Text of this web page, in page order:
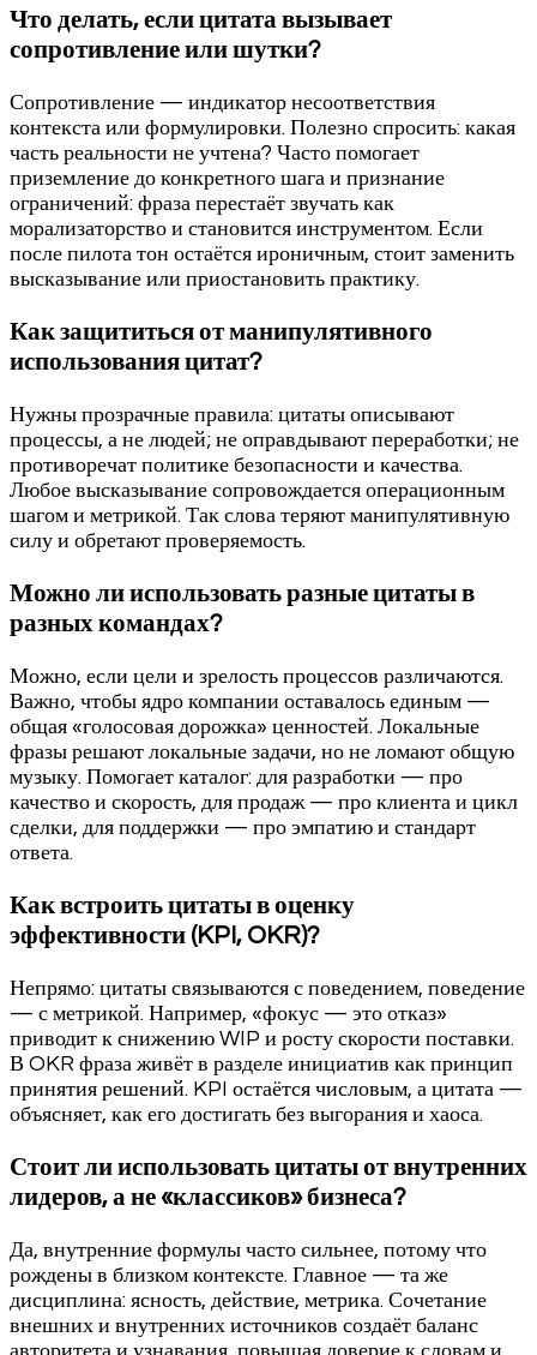
Что делать, если цитата вызывает
сопротивление или шутки?
Сопротивление — индикатор несоответствия
контекста или формулировки. Полезно спросить: какая
часть реальности не учтена? Часто помогает
приземление до конкретного шага и признание
ограничений: фраза перестаёт звучать как
морализаторство и становится инструментом. Если
после пилота тон остаётся ироничным, стоит заменить
высказывание или приостановить практику.
Как защититься от манипулятивного
использования цитат?
Нужны прозрачные правила: цитаты описывают
процессы, а не людей; не оправдывают переработки; не
противоречат политике безопасности и качества.
Любое высказывание сопровождается операционным
шагом и метрикой. Так слова теряют манипулятивную
силу и обретают проверяемость.
Можно ли использовать разные цитаты в
разных командах?
Можно, если цели и зрелость процессов различаются.
Важно, чтобы ядро компании оставалось единым —
общая «голосовая дорожка» ценностей. Локальные
фразы решают локальные задачи, но не ломают общую
музыку. Помогает каталог: для разработки — про
качество и скорость, для продаж — про клиента и цикл
сделки, для поддержки — про эмпатию и стандарт
ответа.
Как встроить цитаты в оценку
эффективности (KPI, OKR)?
Непрямо: цитаты связываются с поведением, поведение
— с метрикой. Например, «фокус — это отказ»
приводит к снижению WIP и росту скорости поставки.
В OKR фраза живёт в разделе инициатив как принцип
принятия решений. KPI остаётся числовым, а цитата —
объясняет, как его достигать без выгорания и хаоса.
Стоит ли использовать цитаты от внутренних
лидеров, а не «классиков» бизнеса?
Да, внутренние формулы часто сильнее, потому что
рождены в близком контексте. Главное — та же
дисциплина: ясность, действие, метрика. Сочетание
внешних и внутренних источников создаёт баланс